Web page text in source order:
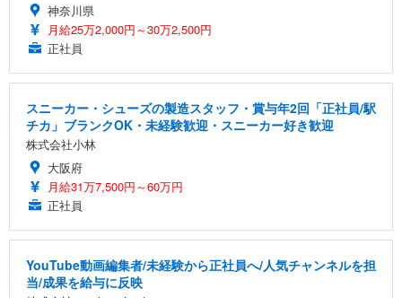
神奈川県
月給25万2,000円～30万2,500円
正社員
スニーカー・シューズの製造スタッフ・賞与年2回「正社員/駅
チカ」ブランクOK・未経験歓迎・スニーカー好き歓迎
株式会社小林
大阪府
月給31万7,500円～60万円
正社員
YouTube動画編集者/未経験から正社員へ/人気チャンネルを担
当/成果を給与に反映